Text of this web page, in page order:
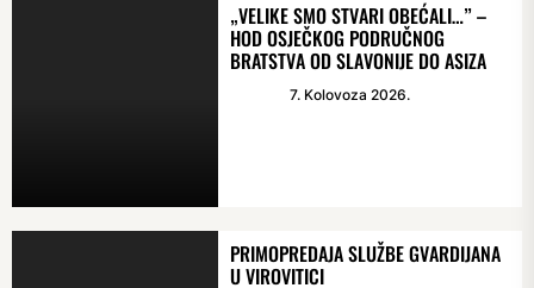
„VELIKE SMO STVARI OBEĆALI…” –
HOD OSJEČKOG PODRUČNOG
BRATSTVA OD SLAVONIJE DO ASIZA
7. Kolovoza 2026.
PRIMOPREDAJA SLUŽBE GVARDIJANA
U VIROVITICI